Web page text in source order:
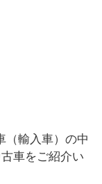
（輸入車）の中
車をご紹介い